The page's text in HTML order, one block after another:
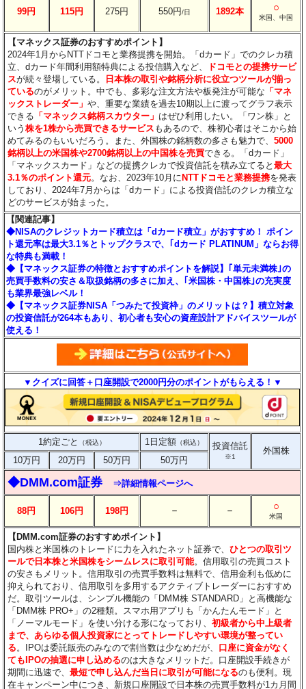
99円 115円 275円 550円/日 1892本 ○
米国、中国
【マネックス証券のおすすめポイント】
2024年1月からNTTドコモと業務提携を開始。「dカード」でのクレカ積
立、dカード年間利用額特典による投信購入など、
ドコモとの提携サービ
スが続々登場している。
日本株の取引や銘柄分析に役立つツールが揃っ
ているのがメリット。中でも、多彩な注文方法や板発注が可能な 「マネ
ックストレーダー」や、重要な業績を過去10期以上に渡ってグラフ表示
できる 「マネックス銘柄スカウター」 はぜひ利用したい。「ワン株」と
いう株を1株から売買できるサービス もあるので、株初心者はそこから始
めてみるのもいいだろう。また、外国株の銘柄数の多さも魅力で、5000
銘柄以上の米国株や2700銘柄以上の中国株を売買できる。「dカード」
「マネックスカード」などの提携クレカで投資信託を積み立てると最大
3.1％のポイント還元。なお、2023年10月にNTTドコモと業務提携を発表
しており、2024年7月からは「dカード」による投資信託のクレカ積立な
どのサービスが始まった。
【関連記事】
◆NISAのクレジットカード積立は「dカード積立」がおすすめ！ ポイン
ト還元率は最大3.1％とトップクラスで、｢dカード PLATINUM」ならお得
な特典も満載！
◆【マネックス証券の特徴とおすすめポイントを解説】｢単元未満株｣の
売買手数料の安さ＆取扱銘柄の多さに加え、｢米国株・中国株｣の充実度
も業界最強レベル！
◆【マネックス証券NISA「つみたて投資枠」のメリットは？】積立対象
の投資信託が264本もあり、初心者も安心の資産設計アドバイスツールが
使える！
▼クイズに回答＋口座開設で2000円分のポイントがもらえる！▼
1約定ごと （税込） 1日定額 （税込） 投資信託
※1
外国株
10万円
20万円 50万円 50万円
◆DMM.com証券 ⇒詳細情報ページへ
88円 106円 198円 － － ○
米国
【DMM.com証券のおすすめポイント】
国内株と米国株のトレードに力を入れたネット証券で、ひとつの取引ツ
ールで日本株と米国株をシームレスに取引可能。信用取引の売買コスト
の安さもメリット。信用取引の売買手数料は無料で、信用金利も低めに
抑えられており、信用取引を多用するアクティブトレーダーにおすすめ
だ。取引ツールは、シンプル機能の「DMM株 STANDARD」と高機能な
「DMM株 PRO+」の2種類。スマホ用アプリも「かんたんモード」と
「ノーマルモード」を使い分ける形になっており、初級者から中上級者
まで、あらゆる個人投資家にとってトレードしやすい環境が整ってい
る 。IPOは委託販売のみなので割当数は少なめだが、 口座に資金がなく
てもIPOの抽選に申し込めるのは大きなメリットだ。口座開設手続きが
期間に迅速で、最短で申し込んだ当日に取引が可能になるのも便利。現
在キャンペーン中につき、新規口座開設で日本株の売買手数料が1カ月間